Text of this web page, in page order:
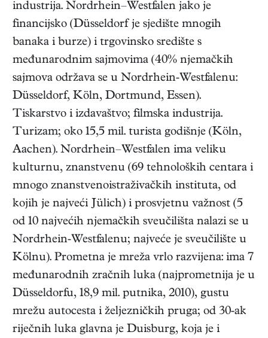
industrija. Nordrhein–Westfalen jako je
financijsko (Düsseldorf je sjedište mnogih
banaka i burze) i trgovinsko središte s
međunarodnim sajmovima (40% njemačkih
sajmova održava se u Nordrhein‑Westfalenu:
Düsseldorf, Köln, Dortmund, Essen).
Tiskarstvo i izdavaštvo; filmska industrija.
Turizam; oko 15,5 mil. turista godišnje (Köln,
Aachen). Nordrhein–Westfalen ima veliku
kulturnu, znanstvenu (69 tehnoloških centara i
mnogo znanstvenoistraživačkih instituta, od
kojih je najveći Jülich) i prosvjetnu važnost (5
od 10 najvećih njemačkih sveučilišta nalazi se u
Nordrhein‑Westfalenu; najveće je sveučilište u
Kölnu). Prometna je mreža vrlo razvijena: ima 7
međunarodnih zračnih luka (najprometnija je u
Düsseldorfu, 18,9 mil. putnika, 2010), gustu
mrežu autocesta i željezničkih pruga; od 30-ak
riječnih luka glavna je Duisburg, koja je i